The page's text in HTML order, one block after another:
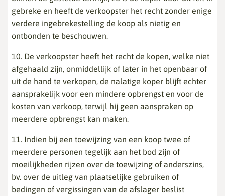
gebreke en heeft de verkoopster het recht zonder enige
verdere ingebrekestelling de koop als nietig en
ontbonden te beschouwen.
10. De verkoopster heeft het recht de kopen, welke niet
afgehaald zijn, onmiddellijk of later in het openbaar of
uit de hand te verkopen, de nalatige koper blijft echter
aansprakelijk voor een mindere opbrengst en voor de
kosten van verkoop, terwijl hij geen aanspraken op
meerdere opbrengst kan maken.
11. Indien bij een toewijzing van een koop twee of
meerdere personen tegelijk aan het bod zijn of
moeilijkheden rijzen over de toewijzing of anderszins,
bv. over de uitleg van plaatselijke gebruiken of
bedingen of vergissingen van de afslager beslist